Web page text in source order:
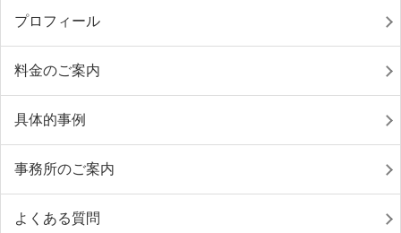
プロフィール
料金のご案内
具体的事例
事務所のご案内
よくある質問